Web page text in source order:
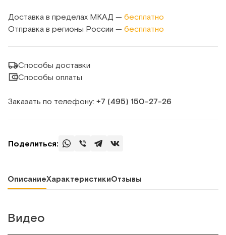
Доставка в пределах МКАД — бесплатно
Отправка в регионы России — бесплатно
Способы доставки
Способы оплаты
Заказать по телефону: +7 (495) 150‑27‑26
Поделиться:
ОписаниеХарактеристикиОтзывы
Видео